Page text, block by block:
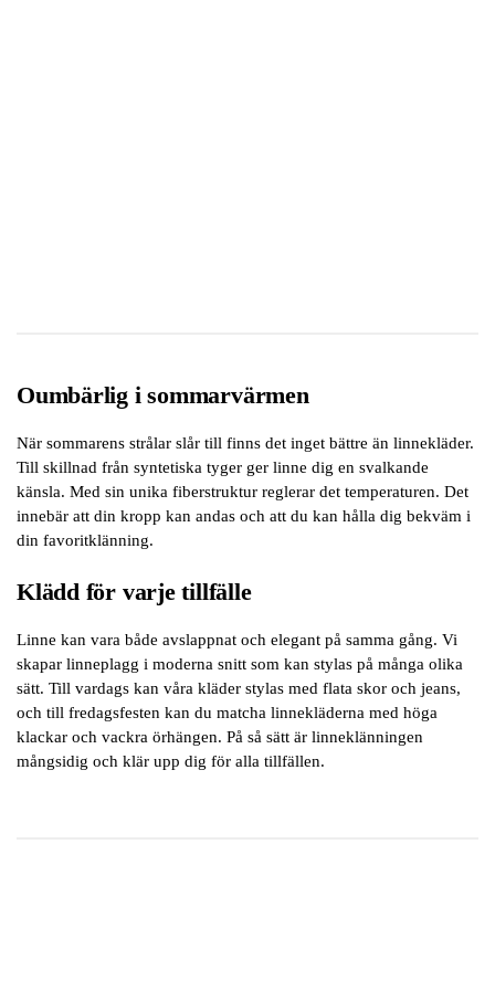
Oumbärlig i sommarvärmen
När sommarens strålar slår till finns det inget bättre än linnekläder.
Till skillnad från syntetiska tyger ger linne dig en svalkande
känsla. Med sin unika fiberstruktur reglerar det temperaturen. Det
innebär att din kropp kan andas och att du kan hålla dig bekväm i
din favoritklänning.
Klädd för varje tillfälle
Linne kan vara både avslappnat och elegant på samma gång. Vi
skapar linneplagg i moderna snitt som kan stylas på många olika
sätt. Till vardags kan våra kläder stylas med flata skor och jeans,
och till fredagsfesten kan du matcha linnekläderna med höga
klackar och vackra örhängen. På så sätt är linneklänningen
mångsidig och klär upp dig för alla tillfällen.